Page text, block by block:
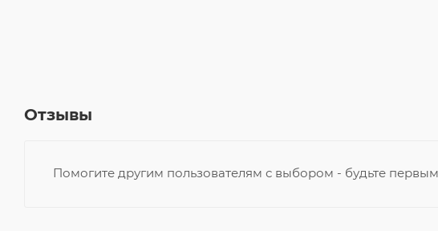
Отзывы
Помогите другим пользователям с выбором - будьте